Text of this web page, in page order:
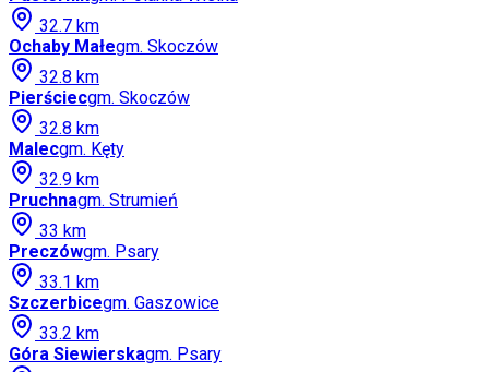
32.7 km
Ochaby Małegm. Skoczów
32.8 km
Pierściecgm. Skoczów
32.8 km
Malecgm. Kęty
32.9 km
Pruchnagm. Strumień
33 km
Preczówgm. Psary
33.1 km
Szczerbicegm. Gaszowice
33.2 km
Góra Siewierskagm. Psary